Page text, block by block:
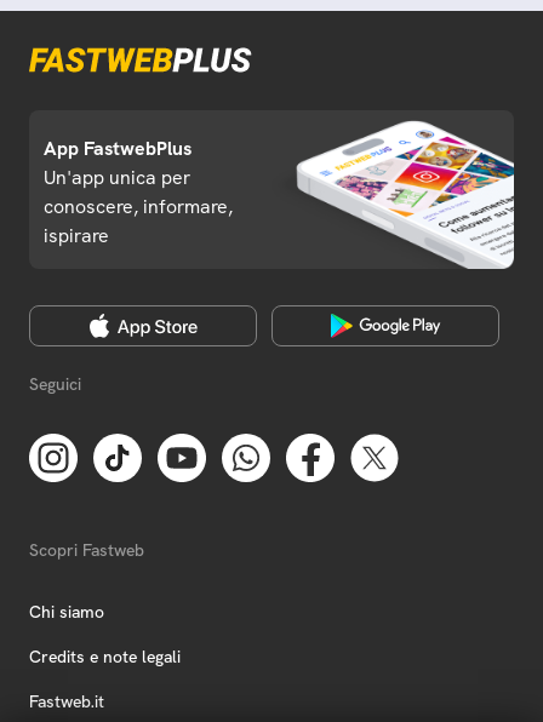
App FastwebPlus
Un'app unica per
conoscere, informare,
ispirare
Seguici
Scopri Fastweb
Chi siamo
Credits e note legali
Fastweb.it